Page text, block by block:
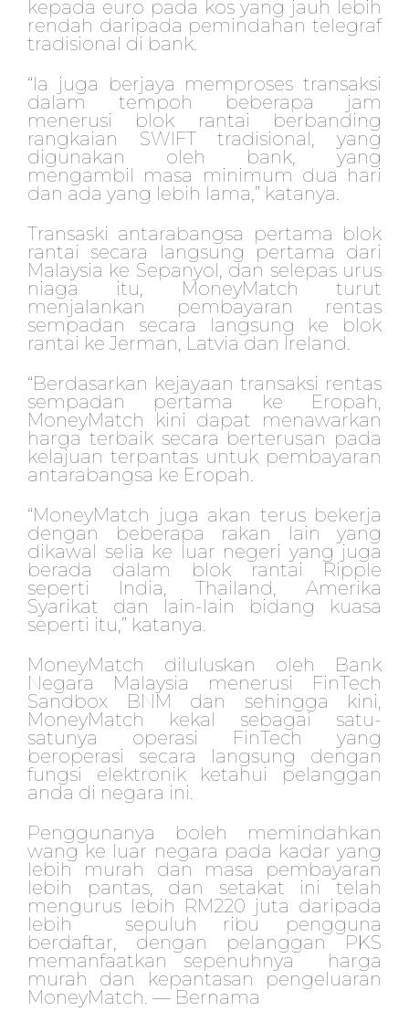
kepada euro pada kos yang jauh lebih
rendah daripada pemindahan telegraf
tradisional di bank.
“Ia juga berjaya memproses transaksi
dalam tempoh beberapa jam
menerusi blok rantai berbanding
rangkaian SWIFT tradisional, yang
digunakan oleh bank, yang
mengambil masa minimum dua hari
dan ada yang lebih lama,” katanya.
Transaski antarabangsa pertama blok
rantai secara langsung pertama dari
Malaysia ke Sepanyol, dan selepas urus
niaga itu, MoneyMatch turut
menjalankan pembayaran rentas
sempadan secara langsung ke blok
rantai ke Jerman, Latvia dan Ireland.
“Berdasarkan kejayaan transaksi rentas
sempadan pertama ke Eropah,
MoneyMatch kini dapat menawarkan
harga terbaik secara berterusan pada
kelajuan terpantas untuk pembayaran
antarabangsa ke Eropah.
“MoneyMatch juga akan terus bekerja
dengan beberapa rakan lain yang
dikawal selia ke luar negeri yang juga
berada dalam blok rantai Ripple
seperti India, Thailand, Amerika
Syarikat dan lain-lain bidang kuasa
seperti itu,” katanya.
MoneyMatch diluluskan oleh Bank
Negara Malaysia menerusi FinTech
Sandbox BNM dan sehingga kini,
MoneyMatch kekal sebagai satu-
satunya operasi FinTech yang
beroperasi secara langsung dengan
fungsi elektronik ketahui pelanggan
anda di negara ini.
Penggunanya boleh memindahkan
wang ke luar negara pada kadar yang
lebih murah dan masa pembayaran
lebih pantas, dan setakat ini telah
mengurus lebih RM220 juta daripada
lebih sepuluh ribu pengguna
berdaftar, dengan pelanggan PKS
memanfaatkan sepenuhnya harga
murah dan kepantasan pengeluaran
MoneyMatch. — Bernama